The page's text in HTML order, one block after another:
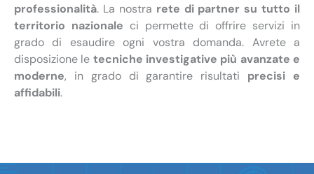
professionalità. La nostra rete di partner su tutto il
territorio nazionale ci permette di offrire servizi in
grado di esaudire ogni vostra domanda. Avrete a
disposizione le tecniche investigative più avanzate e
moderne, in grado di garantire risultati precisi e
affidabili.